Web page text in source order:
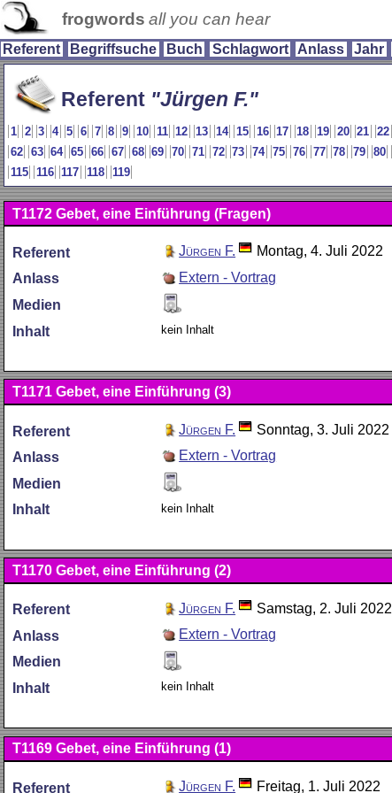
frogwords all you can hear
Referent Begriffsuche Buch Schlagwort Anlass Jahr
Referent Jürgen F.
1 2 3 4 5 6 7 8 9 10 11 12 13 14 15 16 17 18 19 20 21 22
62
63 64 65 66 67 68 69 70 71 72 73 74 75 76 77 78 79 80
115
116 117 118 119
T1172 Gebet, eine Einführung (Fragen)
Referent Jürgen F.
Montag, 4. Juli 2022
Anlass
Extern - Vortrag
Medien
Inhalt
kein Inhalt
T1171 Gebet, eine Einführung (3)
Referent Jürgen F.
Sonntag, 3. Juli 2022
Anlass
Extern - Vortrag
Medien
Inhalt
kein Inhalt
T1170 Gebet, eine Einführung (2)
Referent Jürgen F.
Samstag, 2. Juli 2022
Anlass
Extern - Vortrag
Medien
Inhalt
kein Inhalt
T1169 Gebet, eine Einführung (1)
Referent Jürgen F. Freitag, 1. Juli 2022